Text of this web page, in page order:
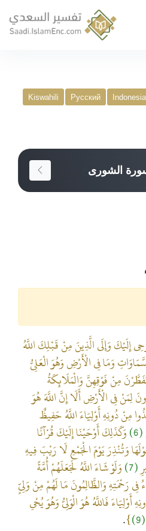
Indonesia
Русский
Kiswahili
الشورى
إِلَيْكَ وَإِلَى الَّذِينَ مِنْ قَبْلِكَ اللَّهُ
وَمَا فِي الْأَرْضِ وَهُوَ الْعَلِيُّ
مِنْ فَوْقِهِنَّ وَالْمَلَائِكَةُ
لِمَنْ فِي الْأَرْضِ أَلَا إِنَّ اللَّهَ هُوَ
مِنْ دُونِهِ أَوْلِيَاءَ اللَّهُ حَفِيظٌ
(6)
وَكَذَلِكَ أَوْحَيْنَا إِلَيْكَ قُرْآنًا
وَتُنْذِرَ يَوْمَ الْجَمْعِ لَا رَيْبَ فِيهِ
(7)
وَلَوْ شَاءَ اللَّهُ لَجَعَلَهُمْ أُمَّةً
وَالظَّالِمُونَ مَا لَهُمْ مِنْ وَلِيٍّ
أَوْلِيَاءَ فَاللَّهُ هُوَ الْوَلِيُّ وَهُوَ يُحْيِ
(9)
}
.